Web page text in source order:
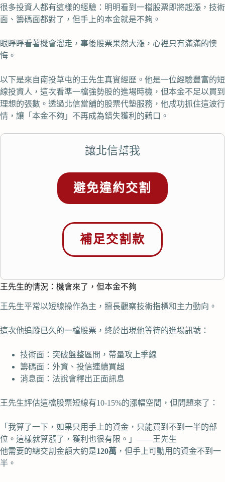
很多投資人都有這樣的經驗：明明看到一檔股票即將起漲，技術
面、籌碼面都對了，但手上的本金就是不夠。
眼睜睜看著機會溜走，事後股票果然大漲，心裡只有滿滿的懊
悔。
以下是來自南投草屯的王先生真實經歷。他是一位經驗豐富的短
線投資人，這次看準一檔強勢股的進場時機，但本金不足以買到
理想的張數。透過北信當舖的股票代墊服務，他成功抓住這波行
情，讓「本金不夠」不再成為錯失獲利的藉口。
讓北信幫我
避免違約交割
補足交割款
王先生的情況：機會來了，但本金不夠
王先生平常以短線操作為主，擅長觀察技術指標和主力動向。
這次他追蹤已久的一檔股票，終於出現他等待的進場訊號：
技術面：突破盤整區間，帶量攻上季線
籌碼面：外資、投信連續買超
消息面：法說會釋出正面訊息
王先生評估這檔股票短線有10-15%的漲幅空間，但問題來了：
「我算了一下，如果只用手上的資金，只能買到不到一半的部
位。這樣就算漲了，獲利也很有限。」——王先生
他需要的總交割金額大約是120萬 ，但手上可動用的資金不到一
半。